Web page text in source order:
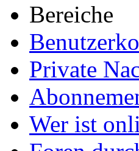
Bereiche
Private
Wer ist